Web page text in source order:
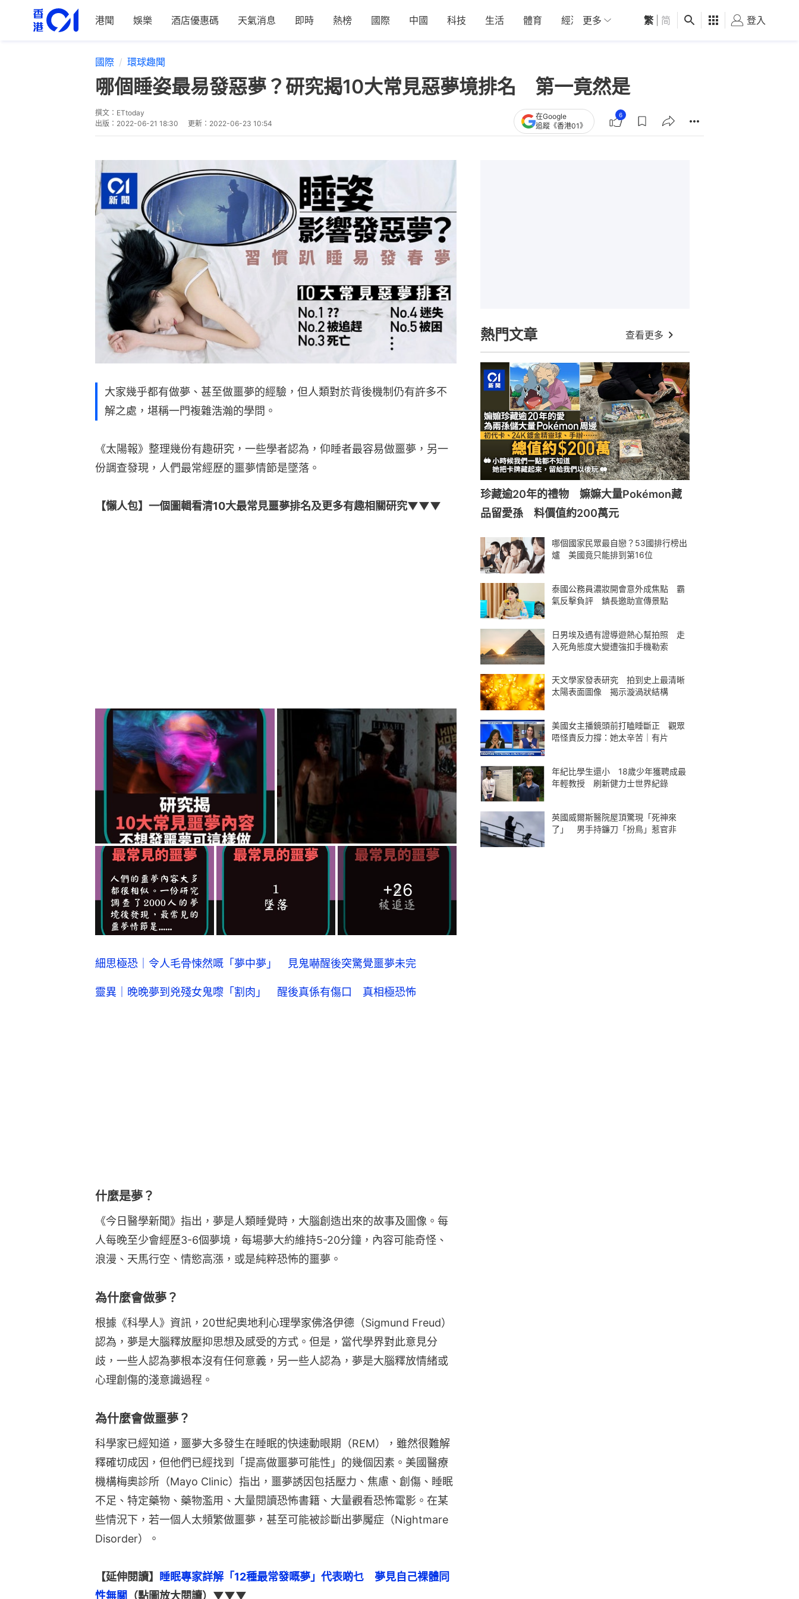
港聞 娛樂 酒店優惠碼 天氣消息 即時 熱榜 國際 中國 科技 生活 體育 經濟 01深圳 觀點 健康 好食玩飛
更多 繁 简 登入
國際 環球趣聞
哪個睡姿最易發惡夢？研究揭10大常見惡夢境排名 第一竟然是
撰文： ETtoday
出版： 2022-06-21 18:30 更新： 2022-06-23 10:54
在Google
追蹤《香港01》
6
大家幾乎都有做夢、甚至做噩夢的經驗，但人類對於背後機制仍有許多不
解之處，堪稱一門複雜浩瀚的學問。
《太陽報》整理幾份有趣研究，一些學者認為，仰睡者最容易做噩夢，另一
份調查發現，人們最常經歷的噩夢情節是墜落。
【懶人包】一個圖輯看清10大最常見噩夢排名及更多有趣相關研究▼▼▼
+26
細思極恐｜令人毛骨悚然嘅「夢中夢」 見鬼嚇醒後突驚覺噩夢未完
靈異｜晚晚夢到兇殘女鬼嚟「割肉」 醒後真係有傷口 真相極恐怖
什麼是夢？
《今日醫學新聞》指出，夢是人類睡覺時，大腦創造出來的故事及圖像。每
人每晚至少會經歷3-6個夢境，每場夢大約維持5-20分鐘，內容可能奇怪、
浪漫、天馬行空、情慾高漲，或是純粹恐怖的噩夢。
為什麼會做夢？
根據《科學人》資訊，20世紀奧地利心理學家佛洛伊德（Sigmund Freud）
認為，夢是大腦釋放壓抑思想及感受的方式。但是，當代學界對此意見分
歧，一些人認為夢根本沒有任何意義，另一些人認為，夢是大腦釋放情緒或
心理創傷的淺意識過程。
為什麼會做噩夢？
科學家已經知道，噩夢大多發生在睡眠的快速動眼期（REM），雖然很難解
釋確切成因，但他們已經找到「提高做噩夢可能性」的幾個因素。美國醫療
機構梅奧診所（Mayo Clinic）指出，噩夢誘因包括壓力、焦慮、創傷、睡眠
不足、特定藥物、藥物濫用、大量閱讀恐怖書籍、大量觀看恐怖電影。在某
些情況下，若一個人太頻繁做噩夢，甚至可能被診斷出夢魘症（Nightmare
Disorder）。
【延伸閱讀】
睡眠專家詳解「12種最常發嘅夢」代表啲乜　夢見自己裸體同
性無關 （點圖放大閱讀）▼▼▼
熱門文章 查看更多
珍藏逾20年的禮物 嫲嫲大量Pokémon藏
品留愛孫 料價值約200萬元
哪個國家民眾最自戀？53國排行榜出
爐 美國竟只能排到第16位
泰國公務員濃妝開會意外成焦點 霸
氣反擊負評 鎮長邀助宣傳景點
日男埃及遇有證導遊熱心幫拍照 走
入死角態度大變遭強扣手機勒索
天文學家發表研究 拍到史上最清晰
太陽表面圖像 揭示漩渦狀結構
美國女主播鏡頭前打瞌睡斷正 觀眾
唔怪責反力撐：她太辛苦｜有片
年紀比學生還小 18歲少年獲聘成最
年輕教授 刷新健力士世界紀錄
英國威爾斯醫院屋頂驚現「死神來
了」 男手持鐮刀「扮鳥」惹官非